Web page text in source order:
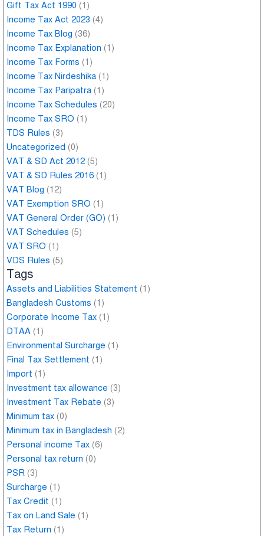
Gift Tax Act 1990 (1)
Income Tax Act 2023 (4)
Income Tax Blog (36)
Income Tax Explanation (1)
Income Tax Forms (1)
Income Tax Nirdeshika (1)
Income Tax Paripatra (1)
Income Tax Schedules (20)
Income Tax SRO (1)
TDS Rules (3)
Uncategorized (0)
VAT & SD Act 2012 (5)
VAT & SD Rules 2016 (1)
VAT Blog (12)
VAT Exemption SRO (1)
VAT General Order (GO) (1)
VAT Schedules (5)
VAT SRO (1)
VDS Rules (5)
Tags
Assets and Liabilities Statement (1)
Bangladesh Customs (1)
Corporate Income Tax (1)
DTAA (1)
Environmental Surcharge (1)
Final Tax Settlement (1)
Import (1)
Investment tax allowance (3)
Investment Tax Rebate (3)
Minimum tax (0)
Minimum tax in Bangladesh (2)
Personal income Tax (6)
Personal tax return (0)
PSR (3)
Surcharge (1)
Tax Credit (1)
Tax on Land Sale (1)
Tax Return (1)